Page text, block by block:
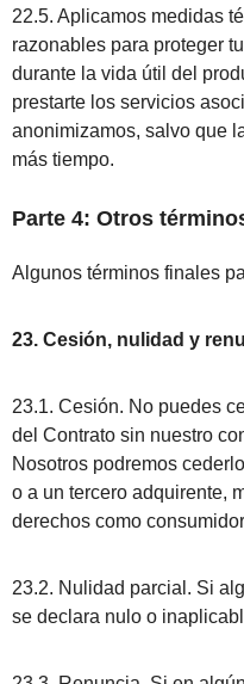
22.5. Aplicamos medidas
razonables para proteger
durante la vida útil del
prestarte los servicios
anonimizamos, salvo que
más tiempo.
Parte 4: Otros
Algunos términos finales
23. Cesión, nulidad y
23.1. Cesión. No puedes
del Contrato sin nuestro
Nosotros podremos
o a un tercero adquirente,
derechos como
23.2. Nulidad parcial. Si
se declara nulo o